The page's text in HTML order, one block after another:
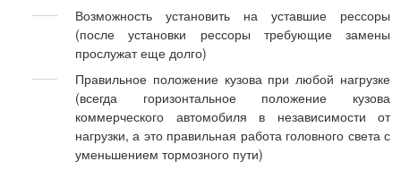
Возможность установить на уставшие рессоры
(после установки рессоры требующие замены
прослужат еще долго)
Правильное положение кузова при любой нагрузке
(всегда горизонтальное положение кузова
коммерческого автомобиля в независимости от
нагрузки, а это правильная работа головного света с
уменьшением тормозного пути)